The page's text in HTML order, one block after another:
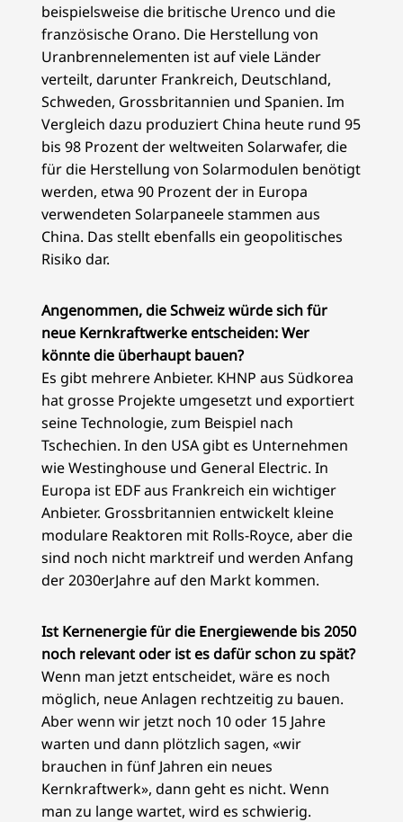
beispielsweise die britische Urenco und die
französische Orano. Die Herstellung von
Uranbrennelementen ist auf viele Länder
verteilt, darunter Frankreich, Deutschland,
Schweden, Grossbritannien und Spanien. Im
Vergleich dazu produziert China heute rund 95
bis 98 Prozent der weltweiten Solarwafer, die
für die Herstellung von Solarmodulen benötigt
werden, etwa 90 Prozent der in Europa
verwendeten Solarpaneele stammen aus
China. Das stellt ebenfalls ein geopolitisches
Risiko dar.
Angenommen, die Schweiz würde sich für
neue Kernkraftwerke entscheiden: Wer
könnte die überhaupt bauen?
Es gibt mehrere Anbieter. KHNP aus Südkorea
hat grosse Projekte umgesetzt und exportiert
seine Technologie, zum Beispiel nach
Tschechien. In den USA gibt es Unternehmen
wie Westinghouse und General Electric. In
Europa ist EDF aus Frankreich ein wichtiger
Anbieter. Grossbritannien entwickelt kleine
modulare Reaktoren mit Rolls-Royce, aber die
sind noch nicht marktreif und werden Anfang
der 2030erJahre auf den Markt kommen.
Ist Kernenergie für die Energiewende bis 2050
noch relevant oder ist es dafür schon zu spät?
Wenn man jetzt entscheidet, wäre es noch
möglich, neue Anlagen rechtzeitig zu bauen.
Aber wenn wir jetzt noch 10 oder 15 Jahre
warten und dann plötzlich sagen, «wir
brauchen in fünf Jahren ein neues
Kernkraftwerk», dann geht es nicht. Wenn
man zu lange wartet, wird es schwierig.